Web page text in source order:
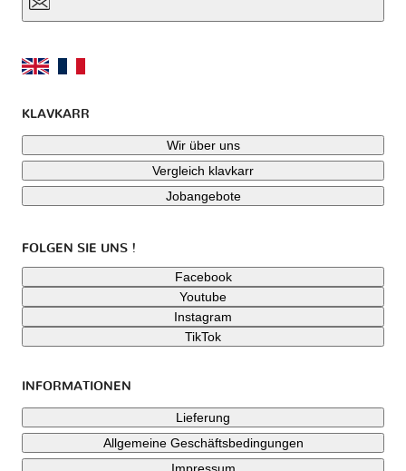
KLAVKARR
Wir über uns
Vergleich klavkarr
Jobangebote
FOLGEN SIE UNS !
Facebook
Youtube
Instagram
TikTok
INFORMATIONEN
Lieferung
Allgemeine Geschäftsbedingungen
Impressum